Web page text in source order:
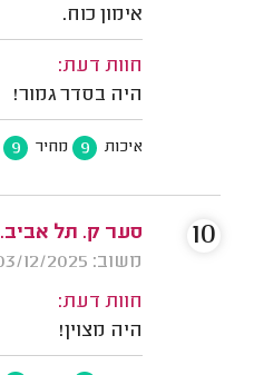
אימון כוח.
חוות דעת:
היה בסדר גמור!
איכות 9 מחיר 9
סער ק. תל אביב.
משוב: 03/12/2025
חוות דעת:
היה מצוין!
10